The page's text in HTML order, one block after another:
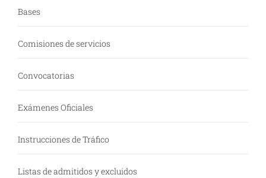
Bases
Comisiones de servicios
Convocatorias
Exámenes Oficiales
Instrucciones de Tráfico
Listas de admitidos y excluidos